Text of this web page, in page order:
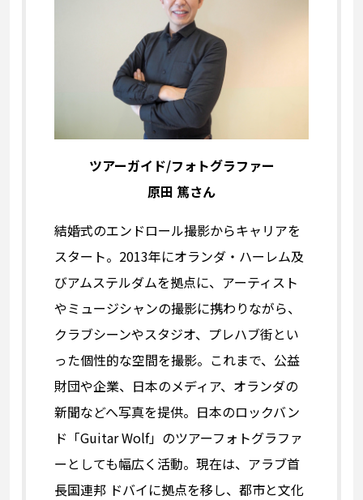
ツアーガイド/フォトグラファー
原田 篤さん
結婚式のエンドロール撮影からキャリアを
スタート。2013年にオランダ・ハーレム及
びアムステルダムを拠点に、アーティスト
やミュージシャンの撮影に携わりながら、
クラブシーンやスタジオ、プレハブ街とい
った個性的な空間を撮影。これまで、公益
財団や企業、日本のメディア、オランダの
新聞などへ写真を提供。日本のロックバン
ド「Guitar Wolf」のツアーフォトグラファ
ーとしても幅広く活動。現在は、アラブ首
長国連邦 ドバイに拠点を移し、都市と文化